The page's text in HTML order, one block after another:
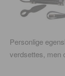
Personlige
verdsettes, men